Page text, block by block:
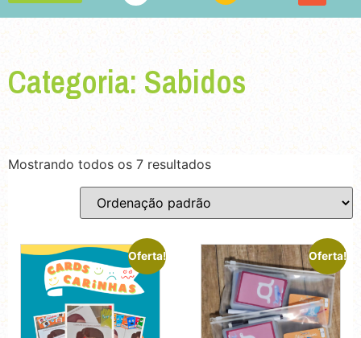
Categoria: Sabidos
Mostrando todos os 7 resultados
Oferta! Oferta!